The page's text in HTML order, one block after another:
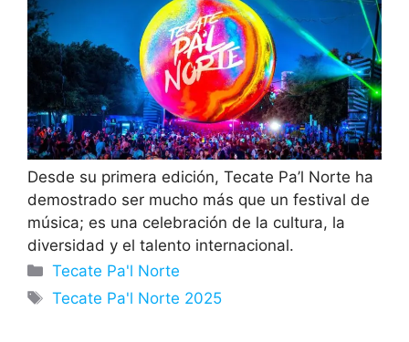
Desde su primera edición, Tecate Pa’l Norte ha
demostrado ser mucho más que un festival de
música; es una celebración de la cultura, la
diversidad y el talento internacional.
Categorías
Tecate Pa'l Norte
Etiquetas
Tecate Pa'l Norte 2025